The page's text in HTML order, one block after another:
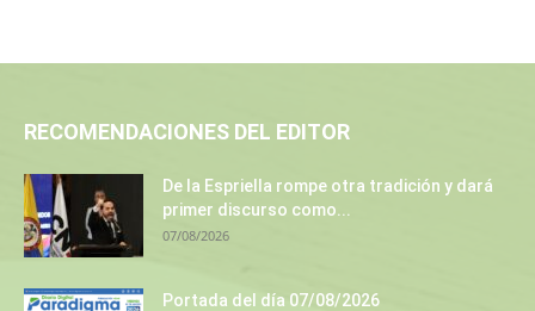
RECOMENDACIONES DEL EDITOR
De la Espriella rompe otra tradición y dará
primer discurso como...
07/08/2026
Portada del día 07/08/2026